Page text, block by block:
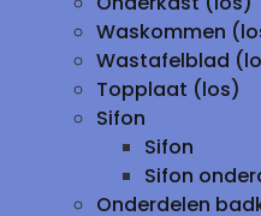
Waskommen
Wastafelblad
Topplaat (los)
Sifon
Sifon
Sifon
Onderdelen